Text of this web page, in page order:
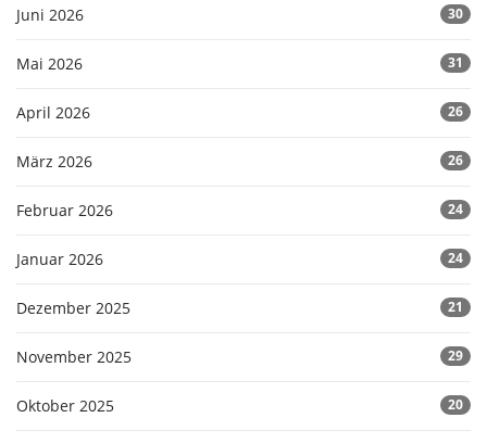
Juni 2026 30
Mai 2026 31
April 2026 26
März 2026 26
Februar 2026 24
Januar 2026 24
Dezember 2025 21
November 2025 29
Oktober 2025 20